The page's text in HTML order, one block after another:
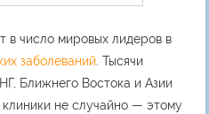
в число мировых лидеров в
заболеваний . Тысячи
Ближнего Востока и Азии
не случайно — этому